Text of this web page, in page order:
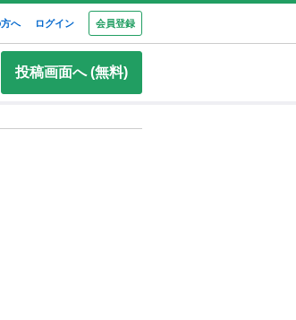
へ ログイン 会員登録
投稿画面へ (無料)